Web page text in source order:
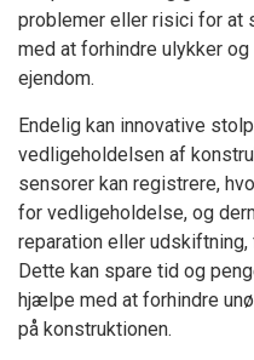
problemer eller risici for at
med at forhindre ulykker
ejendom.
Endelig kan innovative
vedligeholdelsen af
sensorer kan registrere,
for vedligeholdelse, og
reparation eller
Dette kan spare tid og
hjælpe med at forhindre
på konstruktionen.